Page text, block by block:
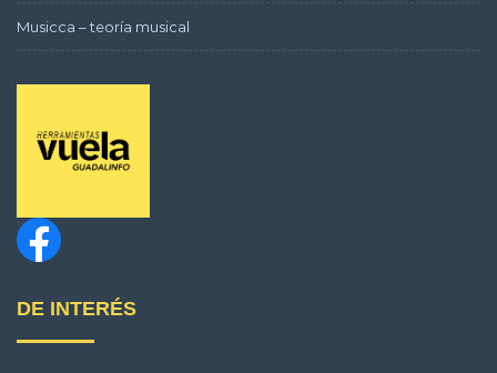
Musicca – teoría musical
DE INTERÉS